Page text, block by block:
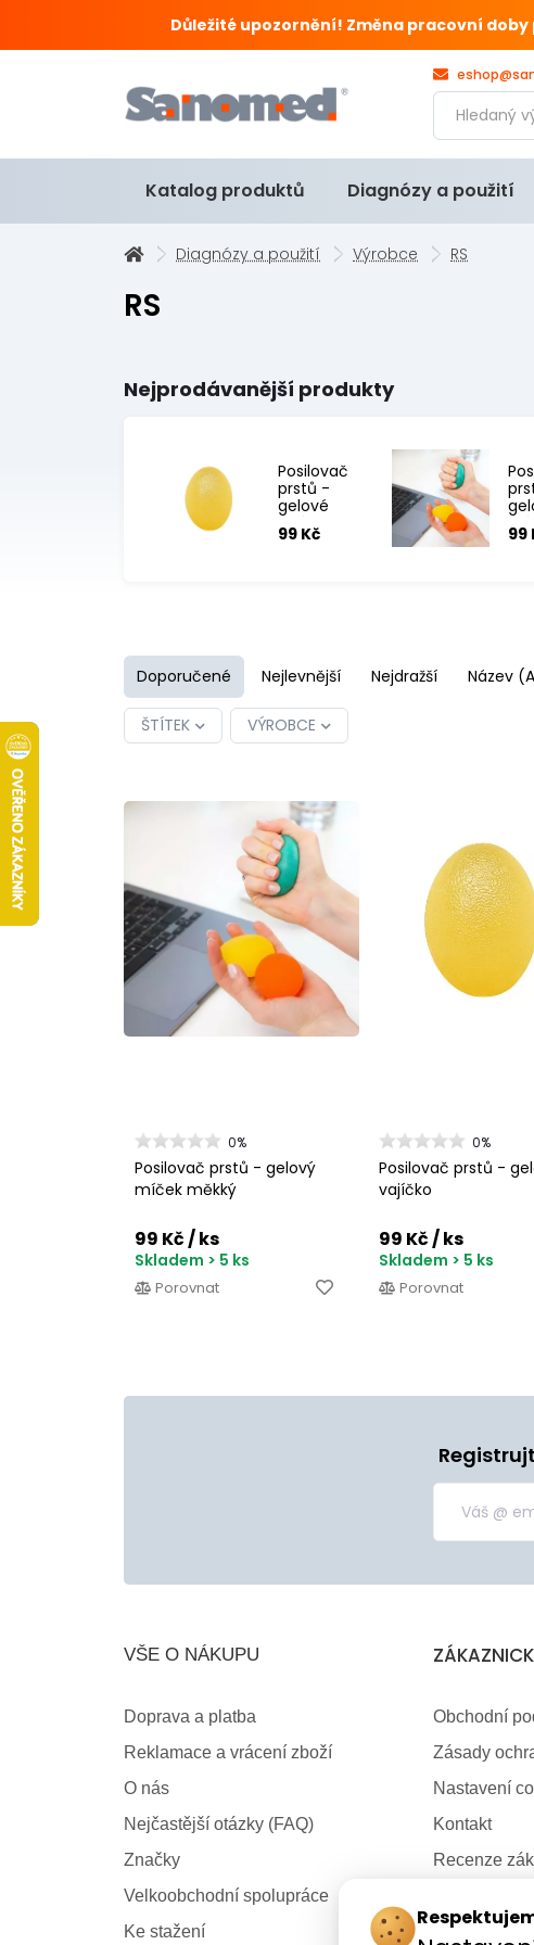
Důležité upozornění! Změna pracovní doby
Katalog produktů Diagnózy a použití
Diagnózy a použití Výrobce RS
RS
Nejprodávanější produkty
Posilovač
prstů -
gelové
vajíčko
99 Kč 99
Doporučené Nejlevnější Nejdražší Název
ŠTÍTEK VÝROBCE
0%
Posilovač prstů - gelový
míček měkký
99 Kč/ ks
Skladem > 5 ks
Porovnat
0%
Posilovač prstů -
vajíčko
99 Kč/ ks
Skladem > 5 ks
Porovnat
VŠE O NÁKUPU
Doprava a platba
Reklamace a vrácení zboží
O nás
Nejčastější otázky (FAQ)
Značky
Velkoobchodní spolupráce
Ke stažení
Obchodní
Zásady
Nastavení
Kontakt
Recenze